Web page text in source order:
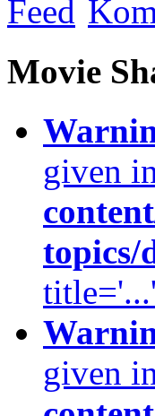
Movie
given
topics/
given